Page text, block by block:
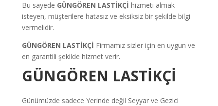
Bu sayede GÜNGÖREN LASTİKÇİ hizmeti almak
isteyen, müşterilere hatasız ve eksiksiz bir şekilde bilgi
vermelidir.
GÜNGÖREN LASTİKÇİ Firmamız sizler için en uygun ve
en garantili şekilde hizmet verir.
GÜNGÖREN LASTİKÇİ
Günümüzde sadece Yerinde değil Seyyar ve Gezici